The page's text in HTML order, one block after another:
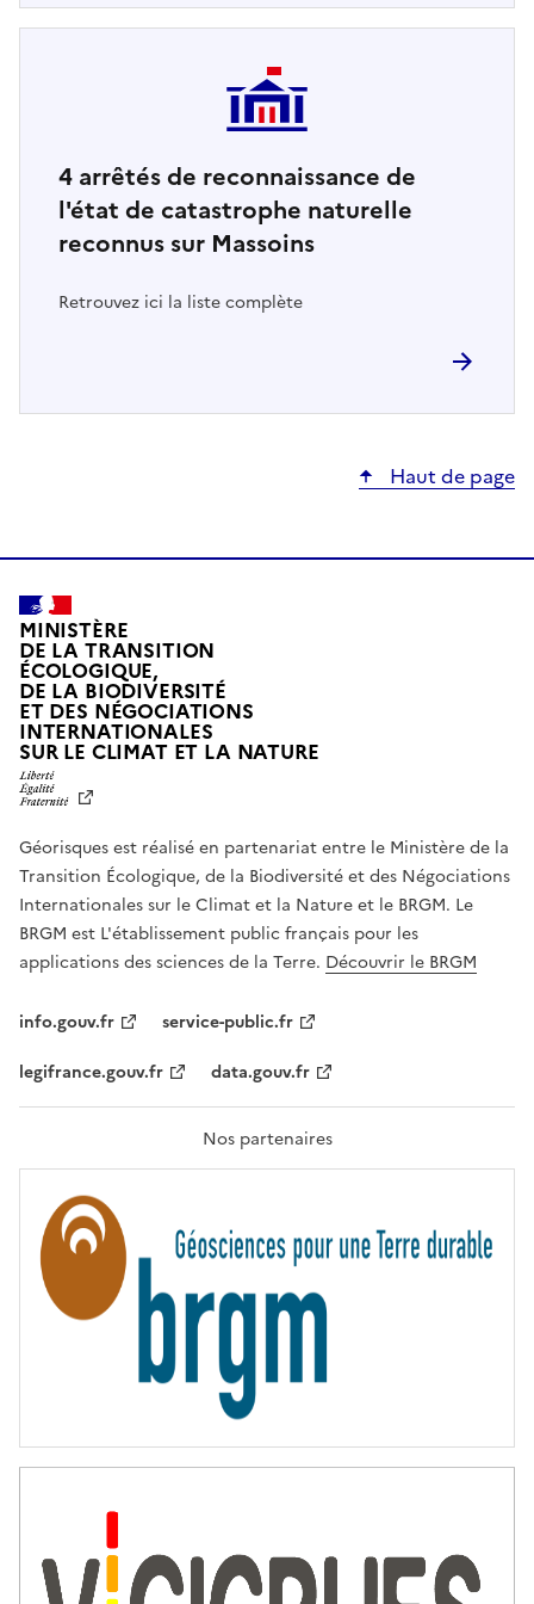
4 arrêtés de reconnaissance de
l'état de catastrophe naturelle
reconnus sur Massoins
Retrouvez ici la liste complète
Haut de page
MINISTÈRE
DE LA TRANSITION
ÉCOLOGIQUE,
DE LA BIODIVERSITÉ
ET DES NÉGOCIATIONS
INTERNATIONALES
SUR LE CLIMAT ET LA NATUREL
T
É
,
É
G
A
L
F
A
T
R
T
É
Géorisques est réalisé en partenariat entre le Ministère de la
Transition Écologique, de la Biodiversité et des Négociations
Internationales sur le Climat et la Nature et le BRGM. Le
BRGM est L'établissement public français pour les
applications des sciences de la Terre. Découvrir le BRGM
info.gouv.fr
service-public.fr
legifrance.gouv.fr
data.gouv.fr
Nos partenaires